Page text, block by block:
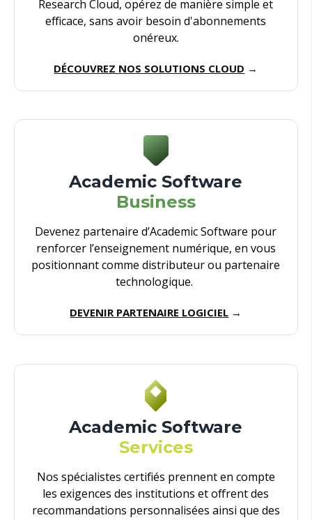
Research Cloud, opérez de manière simple et
efficace, sans avoir besoin d'abonnements
onéreux.
DÉCOUVREZ NOS SOLUTIONS CLOUD →
Academic Software
Business
Devenez partenaire d’Academic Software pour
renforcer l’enseignement numérique, en vous
positionnant comme distributeur ou partenaire
technologique.
DEVENIR PARTENAIRE LOGICIEL →
Academic Software
Services
Nos spécialistes certifiés prennent en compte
les exigences des institutions et offrent des
recommandations personnalisées ainsi que des